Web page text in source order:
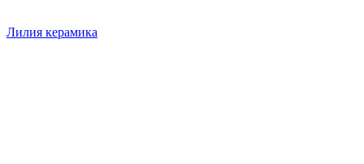
Лилия керамика